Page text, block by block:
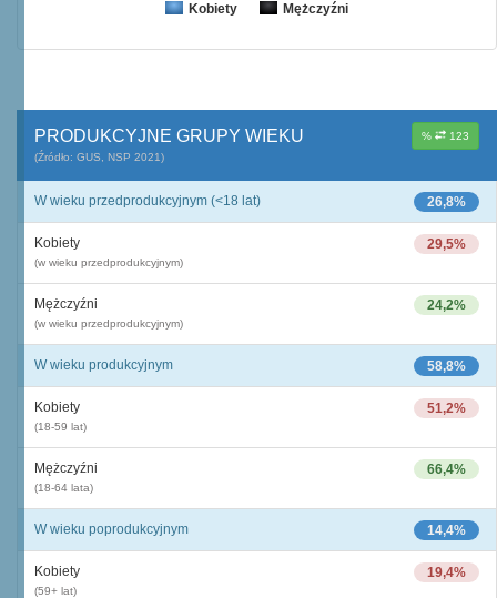
Kobiety Mężczyźni
% 123
PRODUKCYJNE GRUPY WIEKU
(Źródło: GUS, NSP 2021)
26,8%
W wieku przedprodukcyjnym (<18 lat)
29,5%
Kobiety
(w wieku przedprodukcyjnym)
24,2%
Mężczyźni
(w wieku przedprodukcyjnym)
58,8%
W wieku produkcyjnym
51,2%
Kobiety
(18-59 lat)
66,4%
Mężczyźni
(18-64 lata)
14,4%
W wieku poprodukcyjnym
19,4%
Kobiety
(59+ lat)